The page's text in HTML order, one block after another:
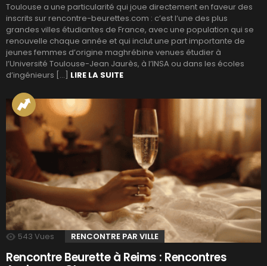
Toulouse a une particularité qui joue directement en faveur des
inscrits sur rencontre-beurettes.com : c’est l’une des plus
grandes villes étudiantes de France, avec une population qui se
renouvelle chaque année et qui inclut une part importante de
jeunes femmes d’origine maghrébine venues étudier à
l’Université Toulouse-Jean Jaurès, à l’INSA ou dans les écoles
d’ingénieurs […] LIRE LA SUITE
543 Vues RENCONTRE PAR VILLE
Rencontre Beurette à Reims : Rencontres